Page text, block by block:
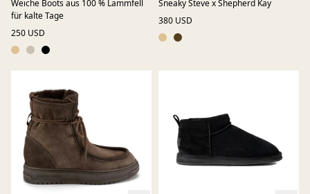
Weiche Boots aus 100 % Lammfell
für kalte Tage
250 USD
Sneaky Steve x Shepherd Kay
380 USD